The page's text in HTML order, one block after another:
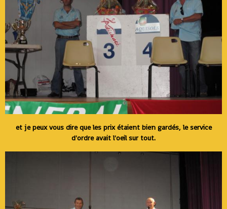
et je peux vous dire que les prix étaient bien gardés, le service
d'ordre avait l'oeil sur tout.